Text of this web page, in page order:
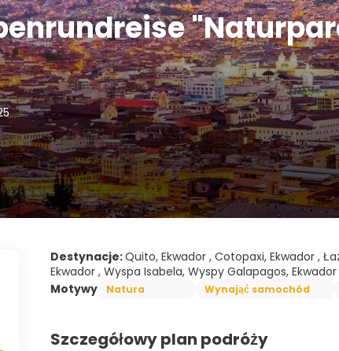
Destynacje:Quito, Ekwador , Cotopaxi, Ekwador ,
Ekwador , Wyspa Isabela, Wyspy Galapagos,
Motywy
Natura Wynająć samochód
Szczegółowy plan podróży